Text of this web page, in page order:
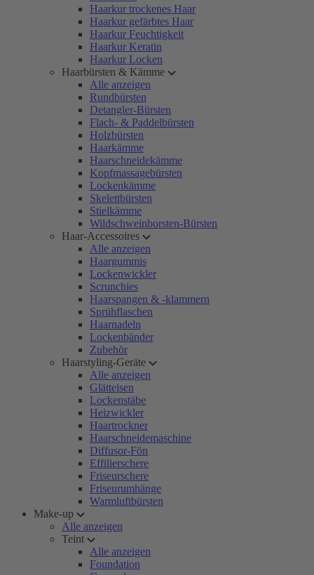
Haarkur trockenes Haar
Haarkur gefärbtes Haar
Haarkur Feuchtigkeit
Haarkur Keratin
Haarkur Locken
Haarbürsten & Kämme
Alle anzeigen
Rundbürsten
Detangler-Bürsten
Flach- & Paddelbürsten
Holzbürsten
Haarkämme
Haarschneidekämme
Kopfmassagebürsten
Lockenkämme
Skelettbürsten
Stielkämme
Wildschweinborsten-Bürsten
Haar-Accessoires
Alle anzeigen
Haargummis
Lockenwickler
Scrunchies
Haarspangen & -klammern
Sprühflaschen
Haarnadeln
Lockenbänder
Zubehör
Haarstyling-Geräte
Alle anzeigen
Glätteisen
Lockenstäbe
Heizwickler
Haartrockner
Haarschneidemaschine
Diffusor-Fön
Effilierschere
Friseurschere
Friseurumhänge
Warmluftbürsten
Make-up
Alle anzeigen
Teint
Alle anzeigen
Foundation